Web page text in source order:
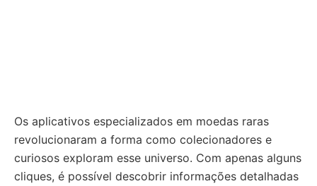
Os aplicativos especializados em moedas raras
revolucionaram a forma como colecionadores e
curiosos exploram esse universo. Com apenas alguns
cliques, é possível descobrir informações detalhadas